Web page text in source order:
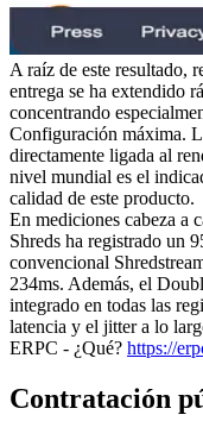
A raíz de este resultado,
entrega se ha extendido
concentrando
Configuración máxima.
directamente ligada al
nivel mundial es el
calidad de este producto.
En mediciones cabeza a
Shreds ha registrado un
convencional
234ms. Además, el
integrado en todas las
latencia y el jitter a lo
ERPC - ¿Qué? https://
Contratación